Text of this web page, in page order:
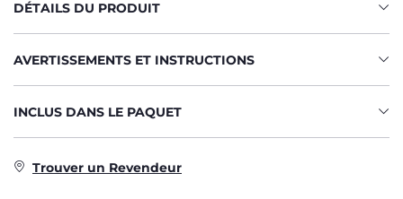
DÉTAILS DU PRODUIT
AVERTISSEMENTS ET INSTRUCTIONS
INCLUS DANS LE PAQUET
Trouver un Revendeur